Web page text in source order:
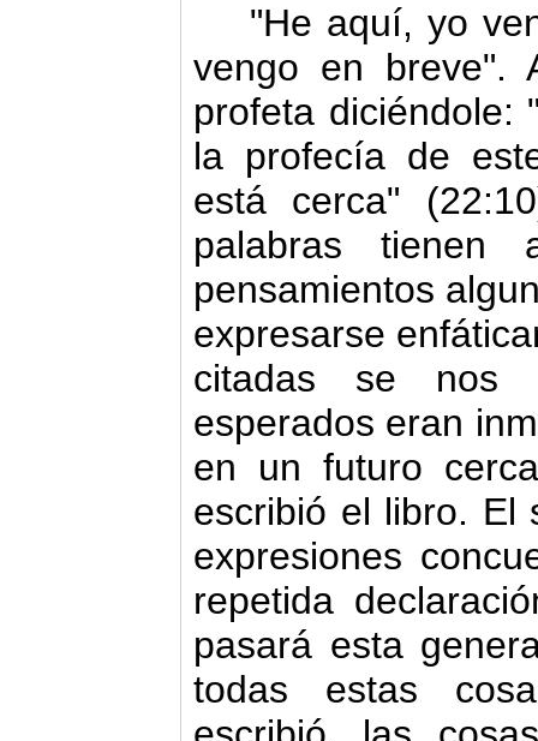
"He aquí, yo
vengo en bre­ve".
profeta diciéndole:
la profecía de
está cerca"
palabras tienen
pensamientos
expresarse
citadas se nos
esperados eran
en un futuro
escribió el libro. El
expresiones
repetida
pasará esta
todas estas